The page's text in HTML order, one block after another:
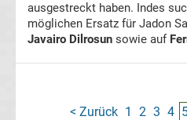
Bundesliga
ausgestreckt haben. Indes
möglichen Ersatz für Jadon
Javairo Dilrosun sowie auf
< Zurück 1 2 3 4